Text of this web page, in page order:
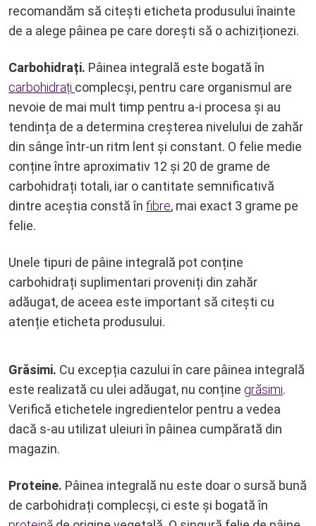
recomandăm să citești eticheta produsului înainte
de a alege pâinea pe care dorești să o achiziționezi.
Carbohidrați. Pâinea integrală este bogată în
carbohidrați complecși, pentru care organismul are
nevoie de mai mult timp pentru a-i procesa și au
tendința de a determina creșterea nivelului de zahăr
din sânge într-un ritm lent și constant. O felie medie
conține între aproximativ 12 și 20 de grame de
carbohidrați totali, iar o cantitate semnificativă
dintre aceștia constă în fibre, mai exact 3 grame pe
felie.
Unele tipuri de pâine integrală pot conține
carbohidrați suplimentari proveniți din zahăr
adăugat, de aceea este important să citești cu
atenție eticheta produsului.
Grăsimi. Cu excepția cazului în care pâinea integrală
este realizată cu ulei adăugat, nu conține grăsimi.
Verifică etichetele ingredientelor pentru a vedea
dacă s-au utilizat uleiuri în pâinea cumpărată din
magazin.
Proteine. Pâinea integrală nu este doar o sursă bună
de carbohidrați complecși, ci este și bogată în